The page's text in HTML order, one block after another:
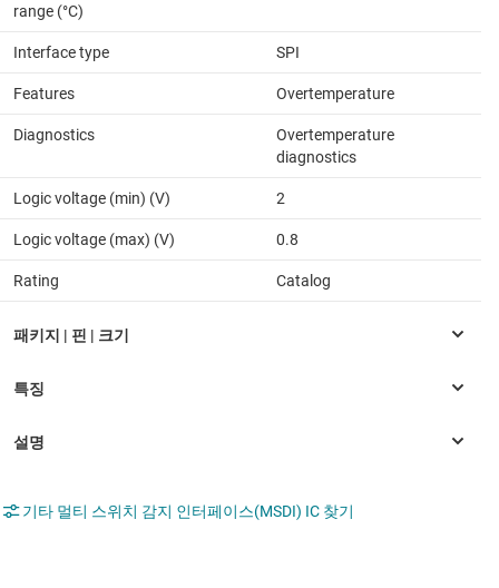
range (°C)
Interface type SPI
Features Overtemperature
Diagnostics
Overtemperature
diagnostics
Logic voltage (min) (V) 2
Logic voltage (max) (V) 0.8
Rating Catalog
기타 멀티 스위치 감지 인터페이스(MSDI) IC 찾기